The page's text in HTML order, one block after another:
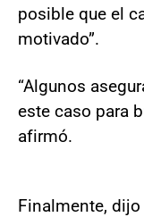
posible que el
motivado”.
“Algunos
este caso para
afirmó.
Finalmente, dijo